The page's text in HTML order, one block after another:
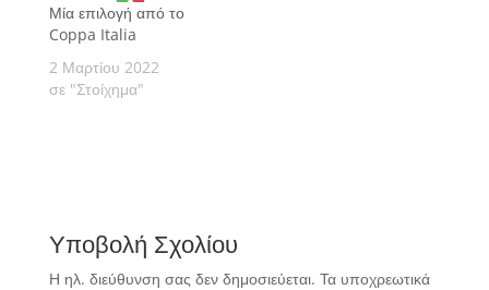
Μία επιλογή από το
Coppa Italia
2 Μαρτίου 2022
σε "Στοίχημα"
Υποβολή Σχολίου
Η ηλ. διεύθυνση σας δεν δημοσιεύεται. Τα υποχρεωτικά